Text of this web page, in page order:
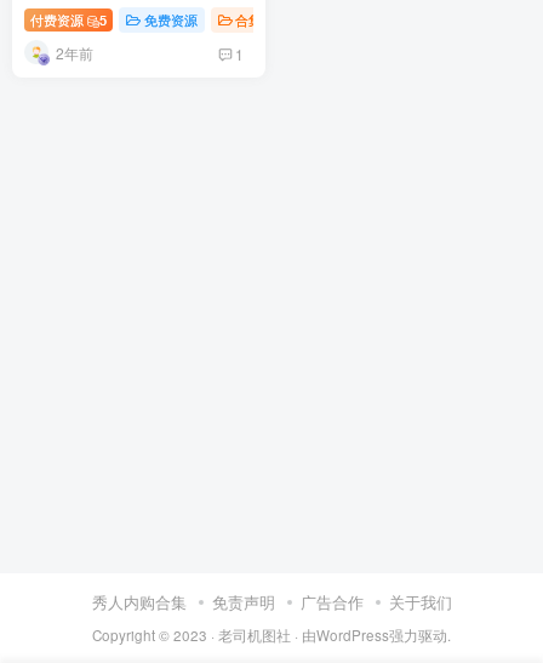
付费资源 5 免费资源 合集打包
2年前 1
秀人内购合集 免责声明 广告合作 关于我们
Copyright © 2023 · 老司机图社 · 由WordPress强力驱动.